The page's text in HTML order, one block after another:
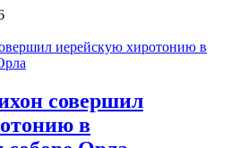
совершил
в